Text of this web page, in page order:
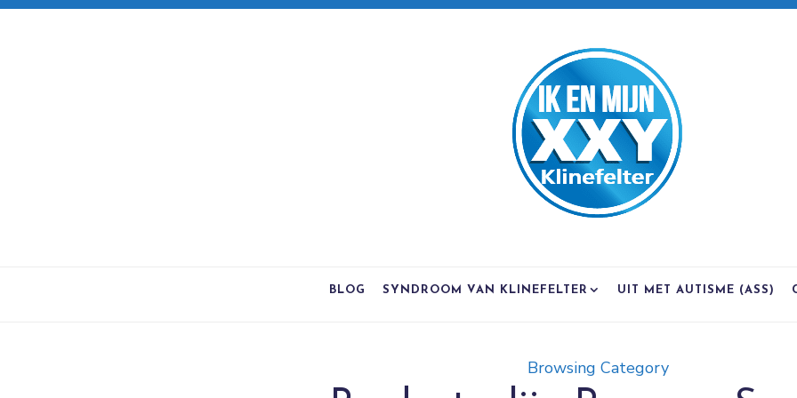
BLOG SYNDROOM VAN KLINEFELTER UIT MET AUTISME (ASS)
Browsing Category